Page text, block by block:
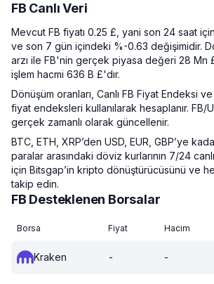
FB Canlı Veri
Mevcut FB fiyatı 0.25 £, yani son 24 saat
ve son 7 gün içindeki %-0.63 değişimidir.
arzı ile FB'nin gerçek piyasa değeri 28 Mn
işlem hacmi 636 B £'dır.
Dönüşüm oranları, Canlı FB Fiyat Endeksi
fiyat endeksleri kullanılarak hesaplanır. FB/
gerçek zamanlı olarak güncellenir.
BTC, ETH, XRP’den USD, EUR, GBP’ye
paralar arasındaki döviz kurlarının 7/24
için Bitsgap’in kripto dönüştürücüsünü ve
takip edin.
FB Desteklenen Borsalar
Borsa Fiyat Hacim
Kraken - -